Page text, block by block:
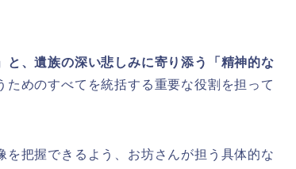
、遺族の深い悲しみに寄り添う「精神的な
ためのすべてを統括する重要な役割を担って
把握できるよう、お坊さんが担う具体的な